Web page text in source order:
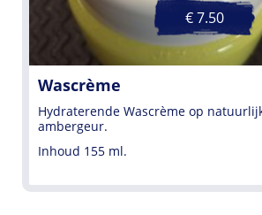
Wascrème
Hydraterende Wascrème op
ambergeur.
Inhoud 155 ml.
€ 7.50